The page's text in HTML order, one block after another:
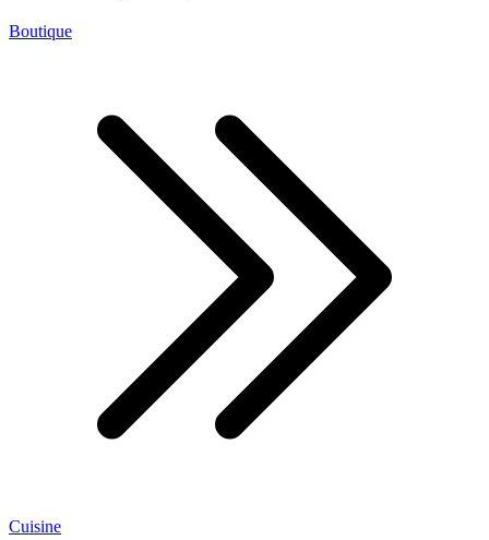
Boutique
Cuisine